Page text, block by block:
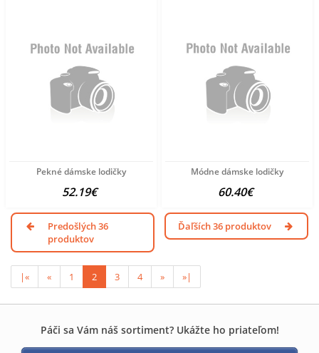
Pekné dámske lodičky
52.19€
Módne dámske lodičky
60.40€
Predošlých 36
produktov
Ďaľších 36 produktov
|« « 1 2 3 4 » »|
Páči sa Vám náš sortiment? Ukážte ho priateľom!